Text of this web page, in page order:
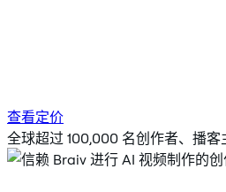
查看定价
全球超过 100,000 名创作者、播